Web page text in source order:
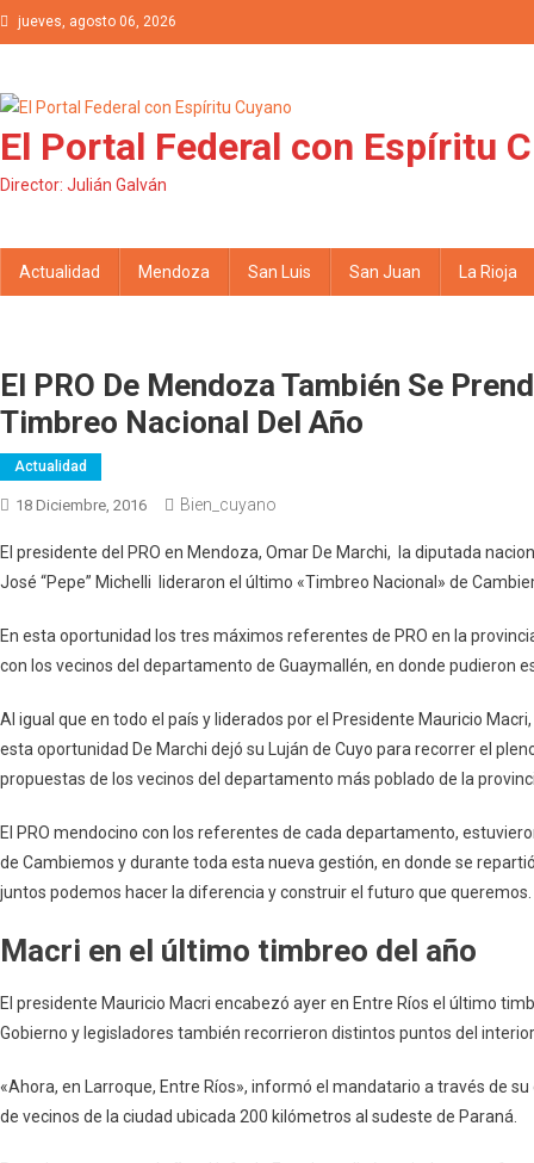
Saltar al contenido
jueves, agosto 06, 2026
El Portal Federal con Espíritu
Director: Julián Galván
Actualidad Mendoza San Luis San Juan La Rioja
El PRO De Mendoza También Se
Timbreo Nacional Del Año
Actualidad
18 Diciembre, 2016 Bien_cuyano
El presidente del PRO en Mendoza, Omar De Marchi, la diputada
José “Pepe” Michelli lideraron el último «Timbreo Nacional» de
En esta oportunidad los tres máximos referentes de PRO en la
con los vecinos del departamento de Guaymallén, en donde pudieron
Al igual que en todo el país y liderados por el Presidente Mauricio
esta oportunidad De Marchi dejó su Luján de Cuyo para recorrer el
propuestas de los vecinos del departamento más poblado de la
El PRO mendocino con los referentes de cada departamento,
de Cambiemos y durante toda esta nueva gestión, en donde se
juntos podemos hacer la diferencia y construir el futuro que
Macri en el último timbreo del año
El presidente Mauricio Macri encabezó ayer en Entre Ríos el último
Gobierno y legisladores también recorrieron distintos puntos del
«Ahora, en Larroque, Entre Ríos», informó el mandatario a través de
de vecinos de la ciudad ubicada 200 kilómetros al sudeste de Paraná.